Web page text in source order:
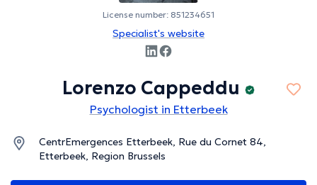
License number: 851234651
Specialist's website
Lorenzo Cappeddu
Psychologist in Etterbeek
CentrEmergences Etterbeek, Rue du Cornet 84,
Etterbeek, Region Brussels